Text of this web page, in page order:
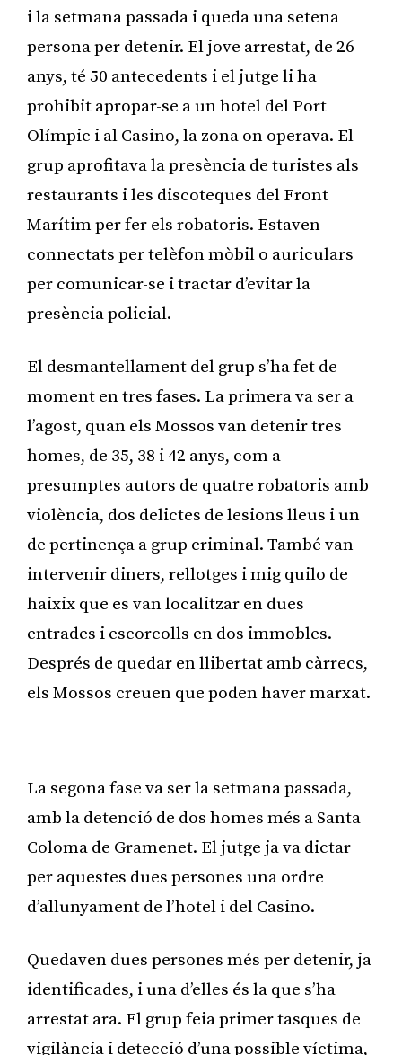
i la setmana passada i queda una setena
persona per detenir. El jove arrestat, de 26
anys, té 50 antecedents i el jutge li ha
prohibit apropar-se a un hotel del Port
Olímpic i al Casino, la zona on operava. El
grup aprofitava la presència de turistes als
restaurants i les discoteques del Front
Marítim per fer els robatoris. Estaven
connectats per telèfon mòbil o auriculars
per comunicar-se i tractar d’evitar la
presència policial.
El desmantellament del grup s’ha fet de
moment en tres fases. La primera va ser a
l’agost, quan els Mossos van detenir tres
homes, de 35, 38 i 42 anys, com a
presumptes autors de quatre robatoris amb
violència, dos delictes de lesions lleus i un
de pertinença a grup criminal. També van
intervenir diners, rellotges i mig quilo de
haixix que es van localitzar en dues
entrades i escorcolls en dos immobles.
Després de quedar en llibertat amb càrrecs,
els Mossos creuen que poden haver marxat.
La segona fase va ser la setmana passada,
amb la detenció de dos homes més a Santa
Coloma de Gramenet. El jutge ja va dictar
per aquestes dues persones una ordre
d’allunyament de l’hotel i del Casino.
Quedaven dues persones més per detenir, ja
identificades, i una d’elles és la que s’ha
arrestat ara. El grup feia primer tasques de
vigilància i detecció d’una possible víctima,